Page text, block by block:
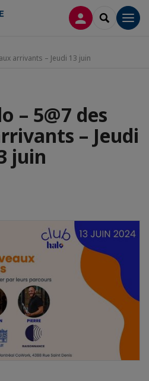
CONNEXION
arrivants – Jeudi 13 juin
– 5@7 des
– Jeudi
juin